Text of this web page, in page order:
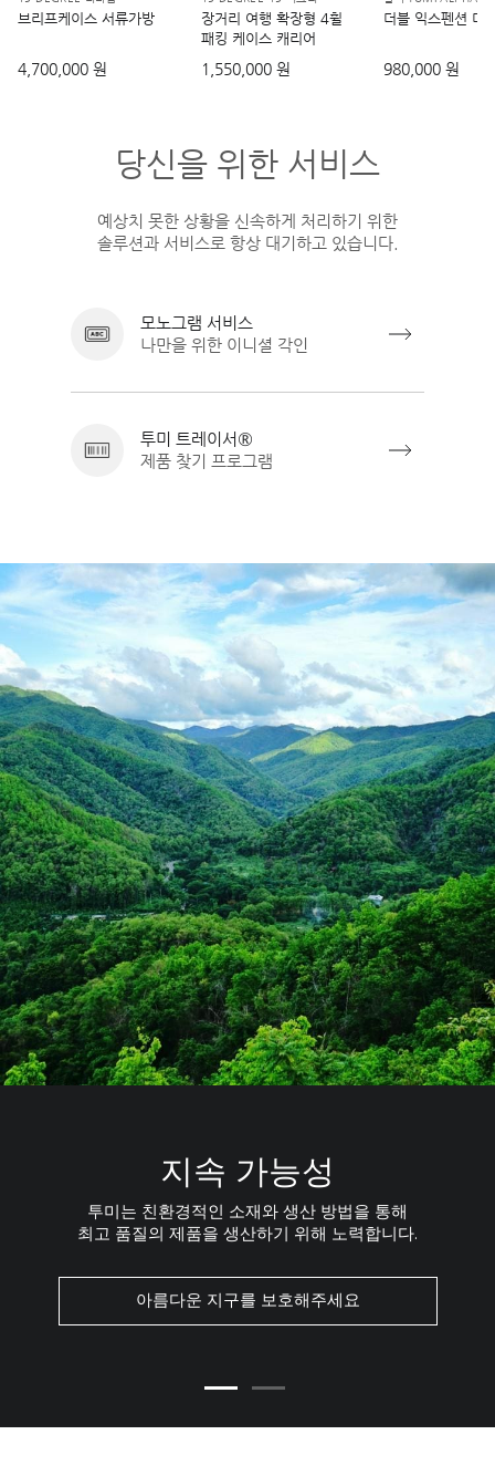
브리프케이스 서류가방
4,700,000 원
장거리 여행 확장형 4휠
패킹 케이스 캐리어
1,550,000 원
더블 익스펜션 더
980,000 원
당신을 위한 서비스
예상치 못한 상황을 신속하게 처리하기 위한
솔루션과 서비스로 항상 대기하고 있습니다.
모노그램 서비스
나만을 위한 이니셜 각인
투미 트레이서®
제품 찾기 프로그램
지속 가능성
투미는 친환경적인 소재와 생산 방법을 통해
최고 품질의 제품을 생산하기 위해 노력합니다.
아름다운 지구를 보호해주세요